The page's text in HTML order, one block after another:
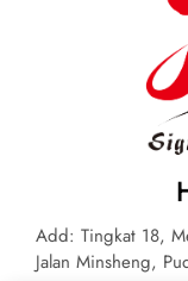
Add: Tingkat 18,
Jalan Minsheng,